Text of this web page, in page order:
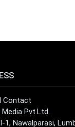
Contact
Media Pvt.Ltd.
1, Nawalparasi,